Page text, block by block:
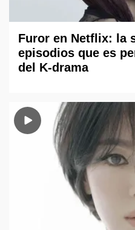
Furor en Netflix: la
episodios que es
del K-drama